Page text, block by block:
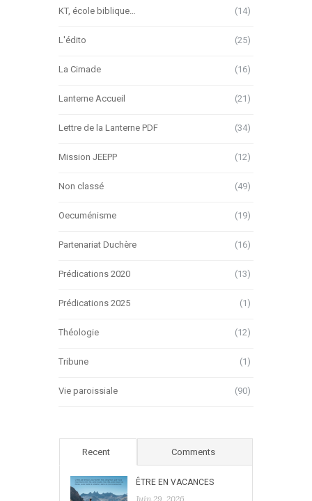
KT, école biblique… (14)
L'édito (25)
La Cimade (16)
Lanterne Accueil (21)
Lettre de la Lanterne PDF (34)
Mission JEEPP (12)
Non classé (49)
Oecuménisme (19)
Partenariat Duchère (16)
Prédications 2020 (13)
Prédications 2025 (1)
Théologie (12)
Tribune (1)
Vie paroissiale (90)
Recent Comments
ÊTRE EN VACANCES
Juin 29, 2026